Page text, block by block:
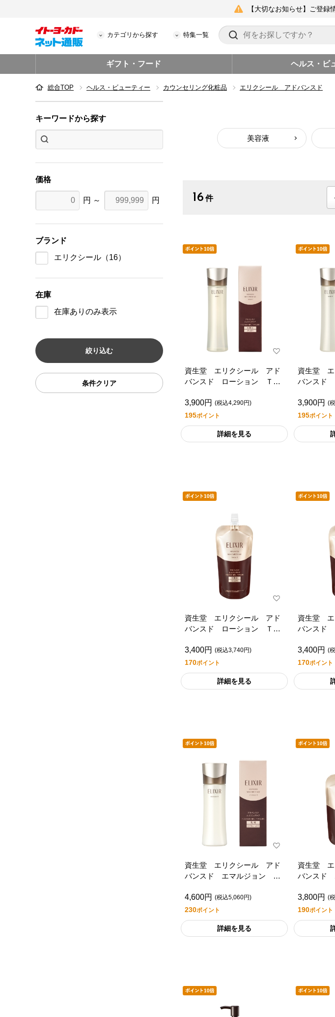
【大切なお知らせ】ご登
カテゴリから探す 特集一覧
ギフト・フード ヘルス・ビ
総合TOP ヘルス・ビューティー カウンセリング化粧品 エリクシール アドバンスド
キーワードから探す
価格
円 ～ 円
ブランド
エリクシール （16）
在庫
在庫ありのみ表示
条件クリア
美容液
16 件
資生堂 エリクシール アド
バンスド ローション Ｔ
3,900円 (税込4,290円)
195ポイント
詳細を見る
資生堂
バンス
3,900円 (
195ポイント
資生堂 エリクシール アド
バンスド ローション Ｔ
3,400円 (税込3,740円)
170ポイント
詳細を見る
資生堂
バンス
3,400円 (
170ポイント
資生堂 エリクシール アド
バンスド エマルジョン
4,600円 (税込5,060円)
230ポイント
詳細を見る
資生堂
バンスド
3,800円 (
190ポイント